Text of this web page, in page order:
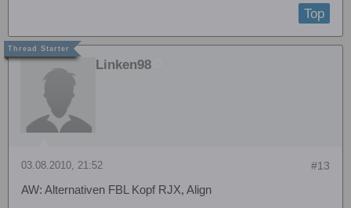
Top
Linken98
#13
03.08.2010, 21:52
AW: Alternativen FBL Kopf RJX, Align